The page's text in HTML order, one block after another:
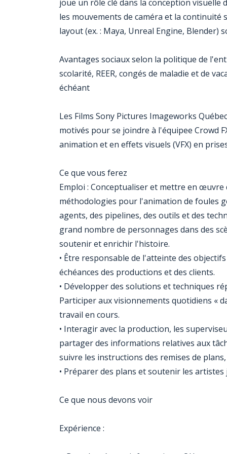
joue un rôle clé dans la conception visuelle
les mouvements de caméra et la
layout (ex. : Maya, Unreal Engine, Blender)
Avantages sociaux selon la politique de
scolarité, REER, congés de maladie et de
échéant
Les Films Sony Pictures Imageworks
motivés pour se joindre à l'équipee Crowd
animation et en effets visuels (VFX) en
Ce que vous ferez
Emploi : Conceptualiser et mettre en
méthodologies pour l'animation de foules
agents, des pipelines, des outils et des
grand nombre de personnages dans des
soutenir et enrichir l'histoire.
• Être responsable de l'atteinte des
échéances des productions et des clients.
• Développer des solutions et techniques
Participer aux visionnements quotidiens «
travail en cours.
• Interagir avec la production, les
partager des informations relatives aux
suivre les instructions des remises de
• Préparer des plans et soutenir les artistes
Ce que nous devons voir
Expérience :